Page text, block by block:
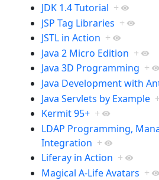
JDK 1.4 Tutorial +
JSP Tag Libraries +
JSTL in Action +
Java 2 Micro Edition +
Java 3D Programming +
Java Development with
Java Servlets by Example +
Kermit 95+ +
LDAP Programming,
Integration +
Liferay in Action +
Magical A-Life Avatars +